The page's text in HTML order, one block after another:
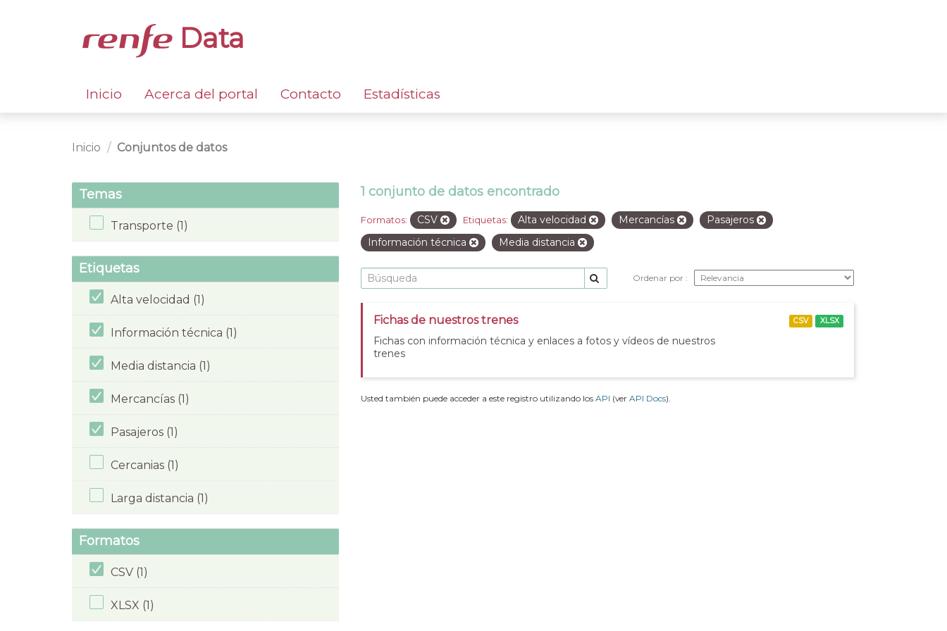
Data
Inicio Acerca del portal Contacto Estadísticas
Inicio Conjuntos de datos
Temas
Transporte (1)
Etiquetas
Alta velocidad (1)
Información técnica (1)
Media distancia (1)
Mercancías (1)
Pasajeros (1)
Cercanias (1)
Larga distancia (1)
Formatos
CSV (1)
XLSX (1)
1 conjunto de datos encontrado
Formatos: CSV Etiquetas: Alta velocidad Mercancías
Pasajeros
Información técnica
Media distancia
Ordenar por
Fichas de nuestros trenes
Fichas con información técnica y enlaces a fotos y vídeos de nuestros
trenes
CSV XLSX
Usted también puede acceder a este registro utilizando los API (ver API Docs).